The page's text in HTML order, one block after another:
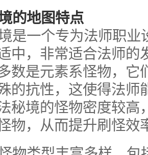
的地图特点
是一个专为法师职
中，非常适合法师的
数是元素系怪物，它
的抗性，这使得法师
秘境的怪物密度较高
物，从而提升刷怪效